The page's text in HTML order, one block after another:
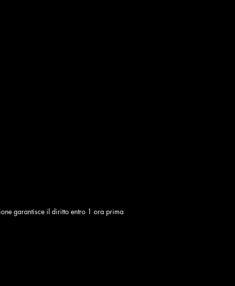
garantisce il diritto entro 1 ora prima